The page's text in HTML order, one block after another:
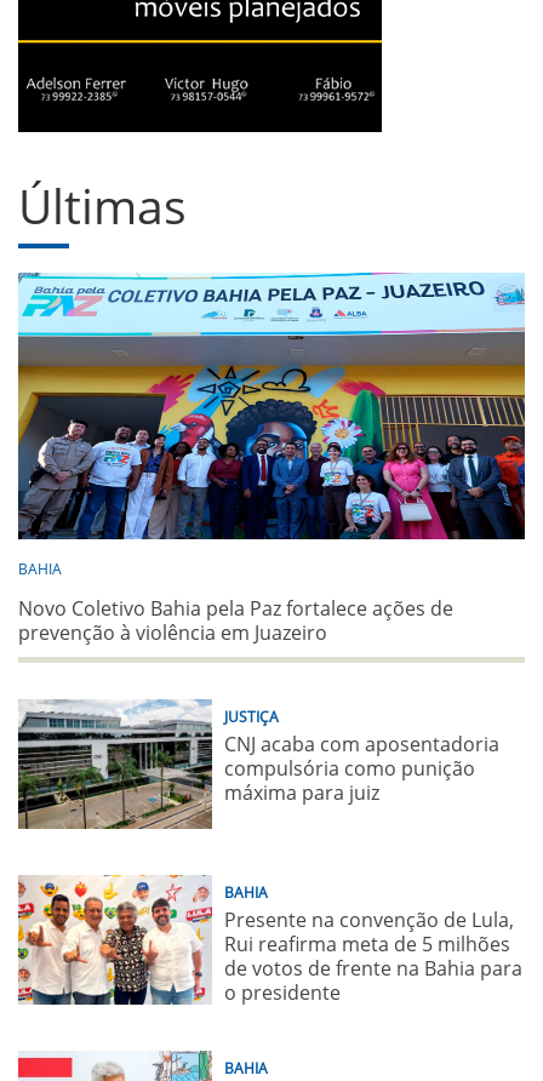
Últimas
BAHIA
Novo Coletivo Bahia pela Paz fortalece ações de
prevenção à violência em Juazeiro
JUSTIÇA
CNJ acaba com aposentadoria
compulsória como punição
máxima para juiz
BAHIA
Presente na convenção de Lula,
Rui reafirma meta de 5 milhões
de votos de frente na Bahia para
o presidente
BAHIA